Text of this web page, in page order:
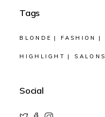
Tags
BLONDE FASHION
HIGHLIGHT SALONS
Social